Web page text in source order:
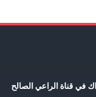
في قناة الراعي الصالح